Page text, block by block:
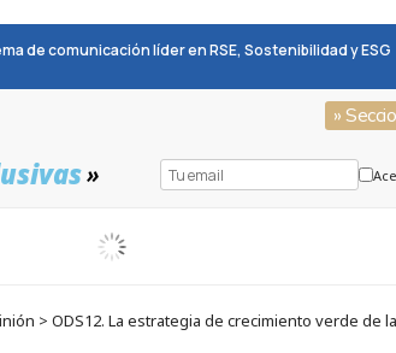
de comunicación líder en RSE, Sostenibilidad y ESG
»
»
> ODS12. La estrategia de crecimiento verde de